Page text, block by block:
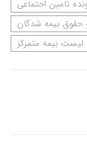
تامین اجتماعی
حقوق بیمه شدگان
لیست بیمه متمرکز